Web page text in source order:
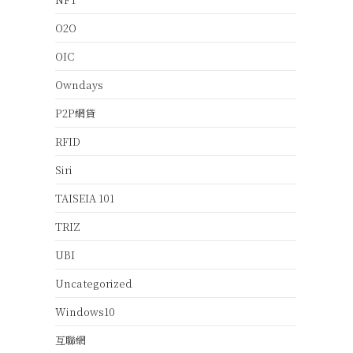
O2O
OIC
Owndays
P2P網貸
RFID
Siri
TAISEIA 101
TRIZ
UBI
Uncategorized
Windows10
互聯網